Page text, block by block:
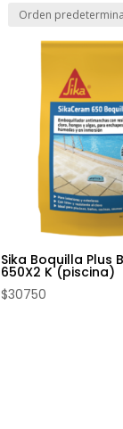
Sika Boquilla Plus
650X2 K (piscina)
$30750